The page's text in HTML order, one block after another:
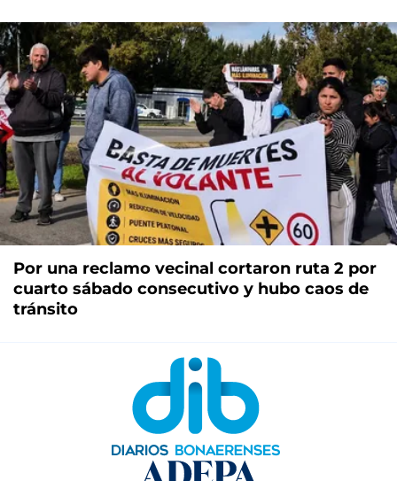
Por una reclamo vecinal cortaron ruta 2 por
cuarto sábado consecutivo y hubo caos de
tránsito